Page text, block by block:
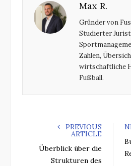
Max R.
Gründer von
Studierter
Zahlen,
wirtschaftliche
Fußball.
PREVIOUS
ARTICLE
Überblick über die
Strukturen des